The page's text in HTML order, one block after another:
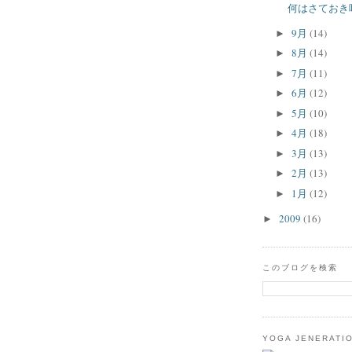
何はさておき
► 9月 (14)
► 8月 (14)
► 7月 (11)
► 6月 (12)
► 5月 (10)
► 4月 (18)
► 3月 (13)
► 2月 (13)
► 1月 (12)
► 2009 (16)
このブログを検索
YOGA